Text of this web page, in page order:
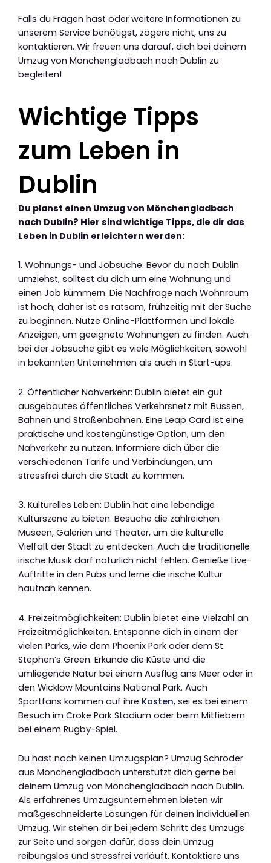
Falls du Fragen hast oder weitere Informationen zu
unserem Service benötigst, zögere nicht, uns zu
kontaktieren. Wir freuen uns darauf, dich bei deinem
Umzug von Mönchengladbach nach Dublin zu
begleiten!
Wichtige Tipps
zum Leben in
Dublin
Du planst einen Umzug von Mönchengladbach
nach Dublin? Hier sind wichtige Tipps, die dir das
Leben in Dublin erleichtern werden:
1. Wohnungs- und Jobsuche: Bevor du nach Dublin
umziehst, solltest du dich um eine Wohnung und
einen Job kümmern. Die Nachfrage nach Wohnraum
ist hoch, daher ist es ratsam, frühzeitig mit der Suche
zu beginnen. Nutze Online-Plattformen und lokale
Anzeigen, um geeignete Wohnungen zu finden. Auch
bei der Jobsuche gibt es viele Möglichkeiten, sowohl
in bekannten Unternehmen als auch in Start-ups.
2. Öffentlicher Nahverkehr: Dublin bietet ein gut
ausgebautes öffentliches Verkehrsnetz mit Bussen,
Bahnen und Straßenbahnen. Eine Leap Card ist eine
praktische und kostengünstige Option, um den
Nahverkehr zu nutzen. Informiere dich über die
verschiedenen Tarife und Verbindungen, um
stressfrei durch die Stadt zu kommen.
3. Kulturelles Leben: Dublin hat eine lebendige
Kulturszene zu bieten. Besuche die zahlreichen
Museen, Galerien und Theater, um die kulturelle
Vielfalt der Stadt zu entdecken. Auch die traditionelle
irische Musik darf natürlich nicht fehlen. Genieße Live-
Auftritte in den Pubs und lerne die irische Kultur
hautnah kennen.
4. Freizeitmöglichkeiten: Dublin bietet eine Vielzahl an
Freizeitmöglichkeiten. Entspanne dich in einem der
vielen Parks, wie dem Phoenix Park oder dem St.
Stephen’s Green. Erkunde die Küste und die
umliegende Natur bei einem Ausflug ans Meer oder in
den Wicklow Mountains National Park. Auch
Sportfans kommen auf ihre Kosten, sei es bei einem
Besuch im Croke Park Stadium oder beim Mitfiebern
bei einem Rugby-Spiel.
Du hast noch keinen Umzugsplan? Umzug Schröder
aus Mönchengladbach unterstützt dich gerne bei
deinem Umzug von Mönchengladbach nach Dublin.
Als erfahrenes Umzugsunternehmen bieten wir
maßgeschneiderte Lösungen für deinen individuellen
Umzug. Wir stehen dir bei jedem Schritt des Umzugs
zur Seite und sorgen dafür, dass dein Umzug
reibungslos und stressfrei verläuft. Kontaktiere uns